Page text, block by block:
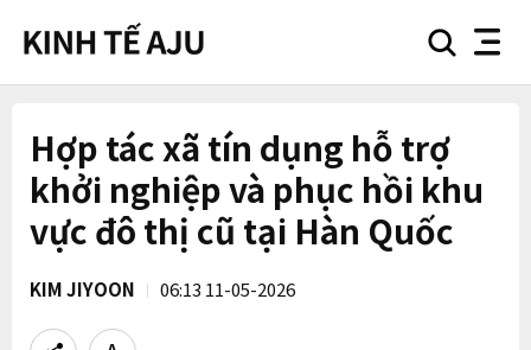
searchnav
Hợp tác xã tín dụng hỗ trợ
khởi nghiệp và phục hồi khu
vực đô thị cũ tại Hàn Quốc
KIM JIYOON 06:13 11-05-2026